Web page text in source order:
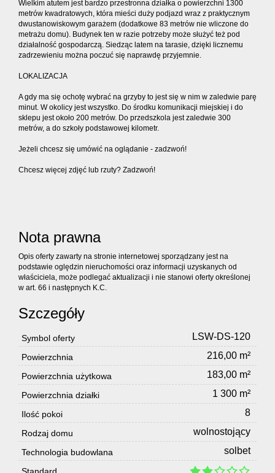
Wielkim atutem jest bardzo przestronna działka o powierzchni 1300
metrów kwadratowych, która mieści duży podjazd wraz z praktycznym
dwustanowiskowym garażem (dodatkowe 83 metrów nie wliczone do
metrażu domu). Budynek ten w razie potrzeby może służyć też pod
działalność gospodarczą. Siedząc latem na tarasie, dzięki licznemu
zadrzewieniu można poczuć się naprawdę przyjemnie.
LOKALIZACJA
A gdy ma się ochotę wybrać na grzyby to jest się w nim w zaledwie parę
minut. W okolicy jest wszystko. Do środku komunikacji miejskiej i do
sklepu jest około 200 metrów. Do przedszkola jest zaledwie 300
metrów, a do szkoły podstawowej kilometr.
Jeżeli chcesz się umówić na oglądanie - zadzwoń!
Chcesz więcej zdjęć lub rzuty? Zadzwoń!
Nota prawna
Opis oferty zawarty na stronie internetowej sporządzany jest na
podstawie oględzin nieruchomości oraz informacji uzyskanych od
właściciela, może podlegać aktualizacji i nie stanowi oferty określonej
w art. 66 i następnych K.C.
Szczegóły
Symbol oferty LSW-DS-120
Powierzchnia 216,00 m²
Powierzchnia użytkowa 183,00 m²
Powierzchnia działki 1 300 m²
Ilość pokoi 8
Rodzaj domu wolnostojący
Technologia budowlana solbet